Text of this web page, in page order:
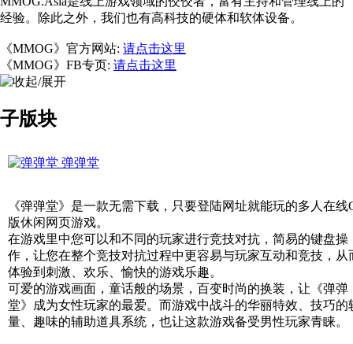
经验。除此之外，我们也有高科技的硬体和软体设备。
《MMOG》官方网站: 请点击这里
《MMOG》FB专页: 请点击这里
子版块
弹弹堂
《弹弹堂》是一款无需下载，只要登陆网址就能玩的多人在线
版休闲网页游戏。
在游戏里中您可以和不同的玩家进行竞技对抗，简易的键盘操
作，让您在整个竞技对抗过程中更容易与玩家互动和竞技，从
体验到刺激、欢乐、愉快的游戏乐趣。
可爱的游戏画面，童话般的场景，百变时尚的换装，让《弹弹
堂》成为女性玩家的最爱。而游戏中战斗的华丽特效、技巧的
量、趣味的辅助道具系统，也让这款游戏备受男性玩家青睐。